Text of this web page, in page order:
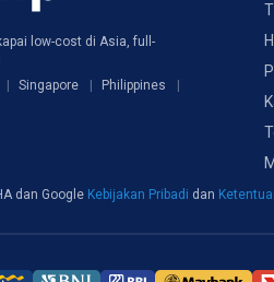
low-cost di Asia, full-
Singapore
Philippines
dan Google Kebijakan Pribadi dan